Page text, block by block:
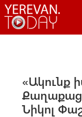
«Ակունք
Նիկոլ